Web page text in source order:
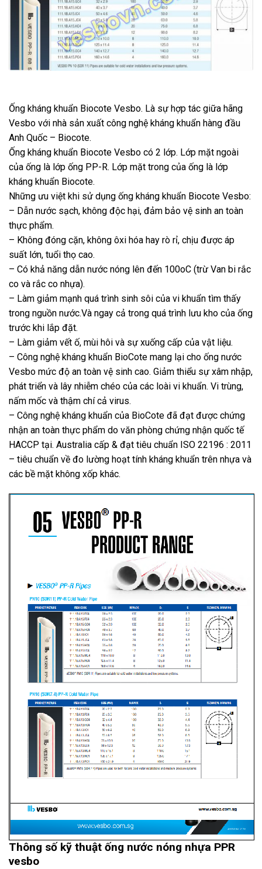
Ống kháng khuẩn Biocote Vesbo. Là sự hợp tác giữa hãng
Vesbo với nhà sản xuất công nghệ kháng khuẩn hàng đầu
Anh Quốc – Biocote.
Ống kháng khuẩn Biocote Vesbo có 2 lớp. Lớp mặt ngoài
của ống là lớp ống PP-R. Lớp mặt trong của ống là lớp
kháng khuẩn Biocote.
Những ưu việt khi sử dụng ống kháng khuẩn Biocote Vesbo:
– Dẫn nước sạch, không độc hại, đảm bảo vệ sinh an toàn
thực phẩm.
– Không đóng cặn, không ôxi hóa hay rò rỉ, chịu được áp
suất lớn, tuổi thọ cao.
– Có khả năng dẫn nước nóng lên đến 100oC (trừ Van bi rắc
co và rắc co nhựa).
– Làm giảm mạnh quá trình sinh sôi của vi khuẩn tìm thấy
trong nguồn nước.Và ngay cả trong quá trình lưu kho của ống
trước khi lắp đặt.
– Làm giảm vết ố, mùi hôi và sự xuống cấp của vật liệu.
– Công nghệ kháng khuẩn BioCote mang lại cho ống nước
Vesbo mức độ an toàn vệ sinh cao. Giảm thiểu sự xâm nhập,
phát triển và lây nhiễm chéo của các loài vi khuẩn. Vi trùng,
nấm mốc và thậm chí cả virus.
– Công nghệ kháng khuẩn của BioCote đã đạt được chứng
nhận an toàn thực phẩm do văn phòng chứng nhận quốc tế
HACCP tại. Australia cấp & đạt tiêu chuẩn ISO 22196 : 2011
– tiêu chuẩn về đo lường hoạt tính kháng khuẩn trên nhựa và
các bề mặt không xốp khác.
Thông số kỹ thuật ống nước nóng nhựa PPR
vesbo